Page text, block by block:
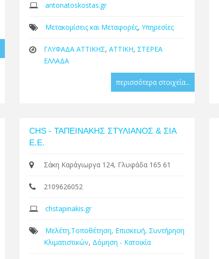
antonatoskostas.gr
Μετακομίσεις και Μεταφορές, Υπηρεσίες
ΓΛΥΦΑΔΑ ΑΤΤΙΚΗΣ, ΑΤΤΙΚΗ, ΣΤΕΡΕΑ
ΕΛΛΑΔΑ
περισσότερα στοιχεία...
CHS - ΤΑΠΕΙΝΑΚΗΣ ΣΤΥΛΙΑΝΟΣ & ΣΙΑ
Ε.Ε.
Σάκη Καράγιωργα 124, Γλυφάδα 165 61
2109626052
chstapinakis.gr
Μελέτη,Τοποθέτηση, Επισκευή, Συντήρηση
Κλιματιστικών, Δόμηση - Κατοικία